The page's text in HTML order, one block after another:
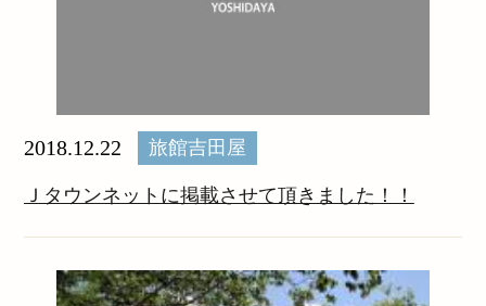
2018.12.22 旅館吉田屋
Ｊタウンネットに掲載させて頂きました！！